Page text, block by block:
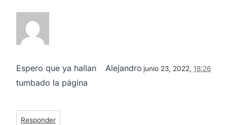
Alejandro junio 23, 2022, 18:26
Espero que ya hallan
tumbado la página
Responder